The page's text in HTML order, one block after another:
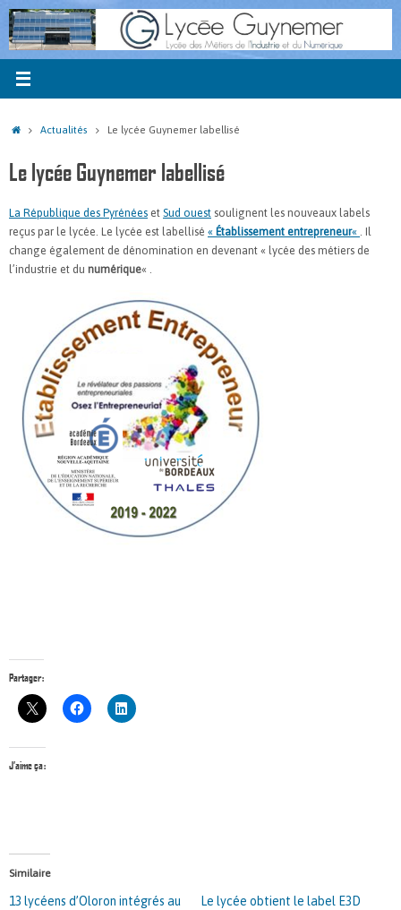
Passer
au
contenu
Accueil
Actualités Le lycée Guynemer labellisé
Le lycée Guynemer labellisé
La République des Pyrénées et Sud ouest soulignent les nouveaux labels
reçus par le lycée. Le lycée est labellisé « Établissement entrepreneur« . Il
change également de dénomination en devenant « lycée des métiers de
l’industrie et du numérique« .
Partager :
J’aime ça :
Similaire
13 lycéens d’Oloron intégrés au
Le lycée obtient le label E3D